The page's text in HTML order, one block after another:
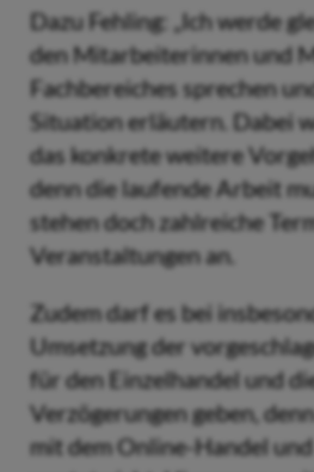
Dazu Fehling: „Ich werde
den Mitarbeiterinnen und
Fachbereiches sprechen
Situation erläutern. Dabei
das konkrete weitere
denn die laufende Arbeit
stehen doch zahlreiche
Veranstaltungen an.
Zudem darf es bei
Umsetzung der
für den Einzelhandel und
Verzögerungen geben,
mit dem Online-Handel